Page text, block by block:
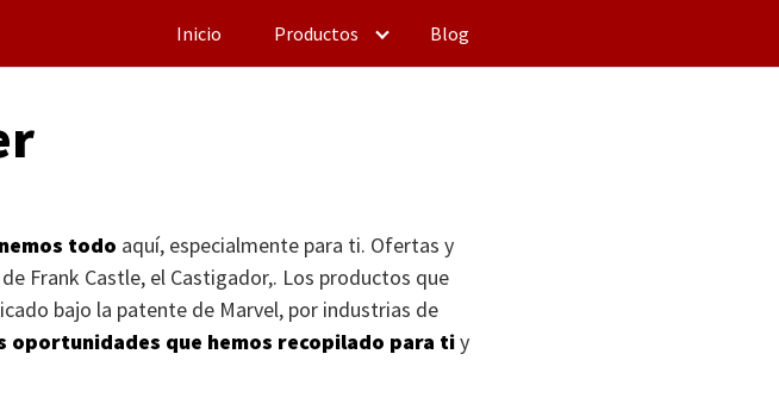
Inicio Productos Blog
todo aquí, especialmente para ti. Ofertas y
Frank Castle, el Castigador,. Los productos que
bajo la patente de Marvel, por industrias de
oportunidades que hemos recopilado para tiy